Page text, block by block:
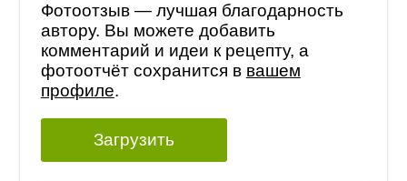
Фотоотзыв — лучшая благодарность
автору. Вы можете добавить
комментарий и идеи к рецепту, а
фотоотчёт сохранится в вашем
профиле.
Загрузить